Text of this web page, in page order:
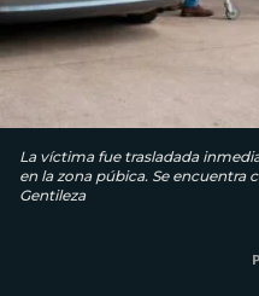
La víctima fue trasladada
en la zona púbica. Se
Gentileza